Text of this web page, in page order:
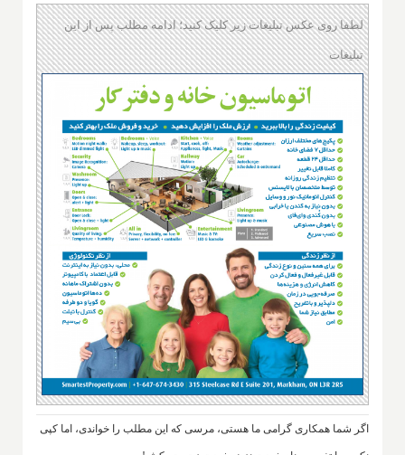
لطفا روی عکس تبلیغات زیر کلیک کنید؛ ادامه مطلب پس از این
تبلیغات
اگر شما همکاری گرامی ما هستی، مرسی که این مطلب را خواندی، اما کپی